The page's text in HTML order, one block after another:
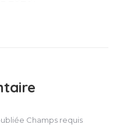
Champs requis